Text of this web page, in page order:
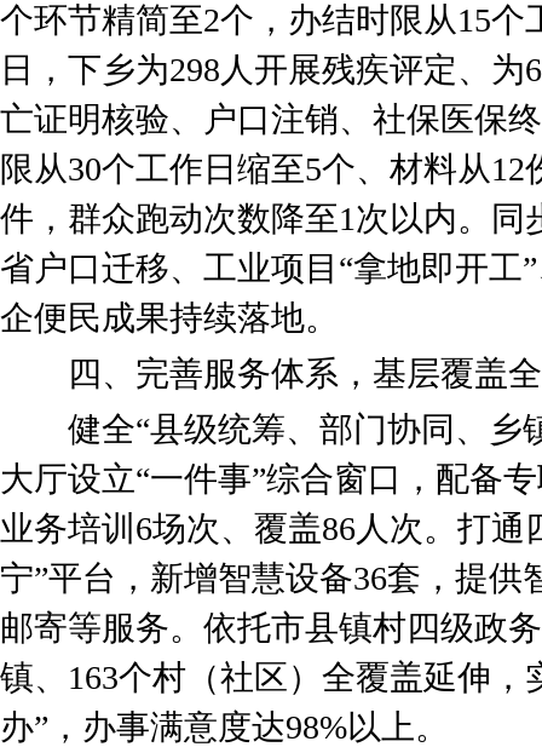
个环节精简至2个，办结时限从15
日，下乡为298人开展残疾评定、
亡证明核验、户口注销、社保医保
限从30个工作日缩至5个、材料从12
件，群众跑动次数降至1次以内。
省户口迁移、工业项目“拿地即开工
企便民成果持续落地。
四、完善服务体系，基层覆盖
健全“县级统筹、部门协同、乡
大厅设立“一件事”综合窗口，配备
业务培训6场次、覆盖86人次。打通
宁”平台，新增智慧设备36套，提
邮寄等服务。依托市县镇村四级政
镇、163个村（社区）全覆盖延伸，
办”，办事满意度达98%以上。